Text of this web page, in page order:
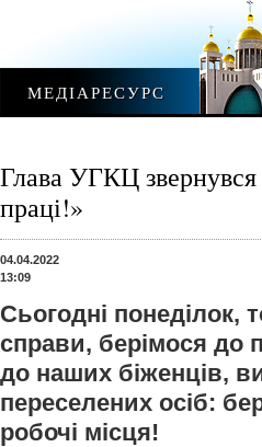
МЕДІАРЕСУРС
Глава УГКЦ звернувся
праці!»
04.04.2022
13:09
Сьогодні понеділок,
справи, берімося до
до наших біженців,
переселених осіб:
робочі місця!